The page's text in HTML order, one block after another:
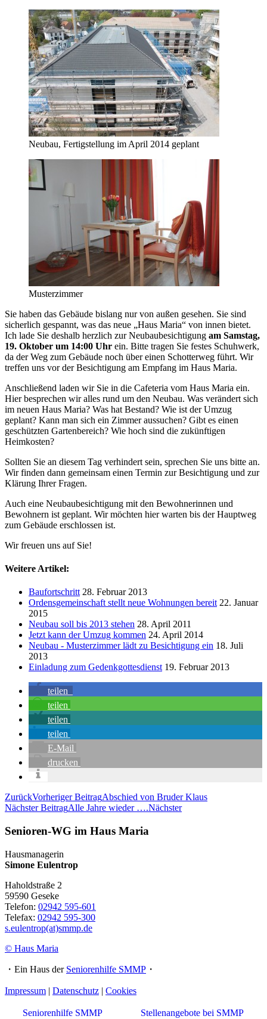
Neubau, Fertigstellung im April 2014 geplant
Musterzimmer
Sie haben das Gebäude bislang nur von außen gesehen. Sie sind
sicherlich gespannt, was das neue „Haus Maria“ von innen bietet.
Ich lade Sie deshalb herzlich zur Neubaubesichtigung am Samstag,
19. Oktober um 14:00 Uhr ein. Bitte tragen Sie festes Schuhwerk,
da der Weg zum Gebäude noch über einen Schotterweg führt. Wir
treffen uns vor der Besichtigung am Empfang im Haus Maria.
Anschließend laden wir Sie in die Cafeteria vom Haus Maria ein.
Hier besprechen wir alles rund um den Neubau. Was verändert sich
im neuen Haus Maria? Was hat Bestand? Wie ist der Umzug
geplant? Kann man sich ein Zimmer aussuchen? Gibt es einen
geschützten Gartenbereich? Wie hoch sind die zukünftigen
Heimkosten?
Sollten Sie an diesem Tag verhindert sein, sprechen Sie uns bitte an.
Wir finden dann gemeinsam einen Termin zur Besichtigung und zur
Klärung Ihrer Fragen.
Auch eine Neubaubesichtigung mit den Bewohnerinnen und
Bewohnern ist geplant. Wir möchten hier warten bis der Hauptweg
zum Gebäude erschlossen ist.
Wir freuen uns auf Sie!
Weitere Artikel:
Baufortschritt 28. Februar 2013
Ordensgemeinschaft stellt neue Wohnungen bereit 22. Januar
2015
Neubau soll bis 2013 stehen 28. April 2011
Jetzt kann der Umzug kommen 24. April 2014
Neubau - Musterzimmer lädt zu Besichtigung ein 18. Juli
2013
Einladung zum Gedenkgottesdienst 19. Februar 2013
teilen
teilen
teilen
teilen
E-Mail
drucken
ZurückVorheriger BeitragAbschied von Bruder Klaus
Nächster BeitragAlle Jahre wieder ….Nächster
Senioren-WG im Haus Maria
Hausmanagerin
Simone Eulentrop
Haholdstraße 2
59590 Geseke
Telefon: 02942 595-601
Telefax: 02942 595-300
s.eulentrop(at)smmp.de
© Haus Maria
・Ein Haus der Seniorenhilfe SMMP ・
Impressum | Datenschutz | Cookies
Seniorenhilfe SMMP Stellenangebote bei SMMP